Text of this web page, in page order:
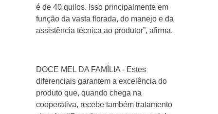
é de 40 quilos. Isso principalmente em
função da vasta florada, do manejo e da
assistência técnica ao produtor”, afirma.
DOCE MEL DA FAMÍLIA - Estes
diferenciais garantem a excelência do
produto que, quando chega na
cooperativa, recebe também tratamento